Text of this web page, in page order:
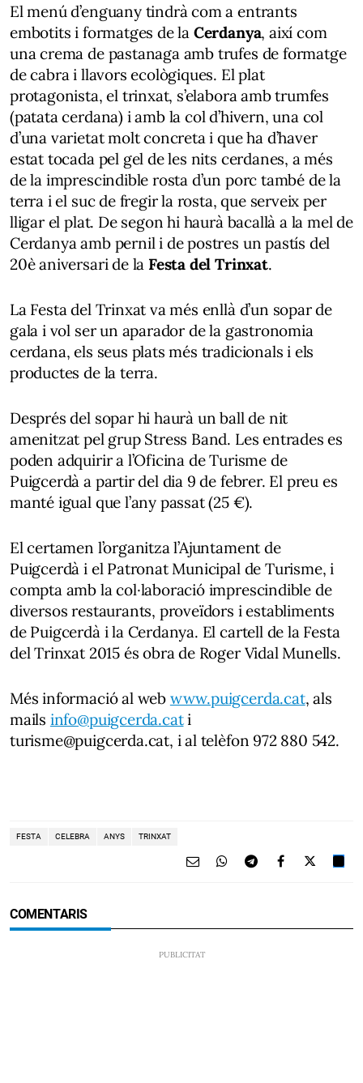
El menú d’enguany tindrà com a entrants
embotits i formatges de la Cerdanya, així com
una crema de pastanaga amb trufes de formatge
de cabra i llavors ecològiques. El plat
protagonista, el trinxat, s’elabora amb trumfes
(patata cerdana) i amb la col d’hivern, una col
d’una varietat molt concreta i que ha d’haver
estat tocada pel gel de les nits cerdanes, a més
de la imprescindible rosta d’un porc també de la
terra i el suc de fregir la rosta, que serveix per
lligar el plat. De segon hi haurà bacallà a la mel de
Cerdanya amb pernil i de postres un pastís del
20è aniversari de la Festa del Trinxat.
La Festa del Trinxat va més enllà d’un sopar de
gala i vol ser un aparador de la gastronomia
cerdana, els seus plats més tradicionals i els
productes de la terra.
Després del sopar hi haurà un ball de nit
amenitzat pel grup Stress Band. Les entrades es
poden adquirir a l’Oficina de Turisme de
Puigcerdà a partir del dia 9 de febrer. El preu es
manté igual que l’any passat (25 €).
El certamen l’organitza l’Ajuntament de
Puigcerdà i el Patronat Municipal de Turisme, i
compta amb la col·laboració imprescindible de
diversos restaurants, proveïdors i establiments
de Puigcerdà i la Cerdanya. El cartell de la Festa
del Trinxat 2015 és obra de Roger Vidal Munells.
Més informació al web www.puigcerda.cat, als
mails info@puigcerda.cati
turisme@puigcerda.cat, i al telèfon 972 880 542.
FESTA CELEBRA ANYS TRINXAT
COMENTARIS